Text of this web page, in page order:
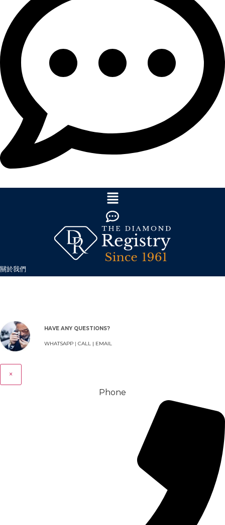
關於我們
HAVE ANY QUESTIONS?
WHATSAPP| CALL | EMAIL
×
Phone